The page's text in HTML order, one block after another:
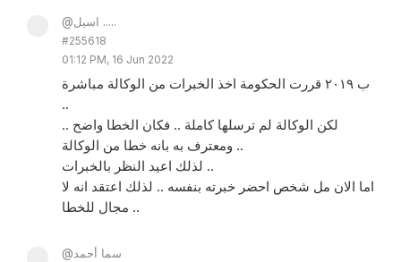
@اسيل .....
#255618
01:12 PM, 16 Jun 2022
ب ٢٠١٩ قررت الحكومة اخذ الخبرات من الوكالة مباشرة
..
لكن الوكالة لم ترسلها كاملة .. فكان الخطا واضح ..
ومعترف به بانه خطا من الوكالة ..
لذلك اعيد النظر بالخبرات ..
اما الان مل شخص احضر خبرته بنفسه .. لذلك اعتقد انه لا
مجال للخطا ..
@سما أحمد